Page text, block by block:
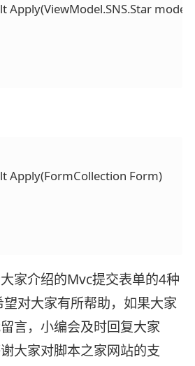
Apply(ViewModel.SNS.Star model)
Apply(FormCollection Form)
家介绍的Mvc提交表单的4种
对大家有所帮助，如果大家
言，小编会及时回复大家
大家对脚本之家网站的支